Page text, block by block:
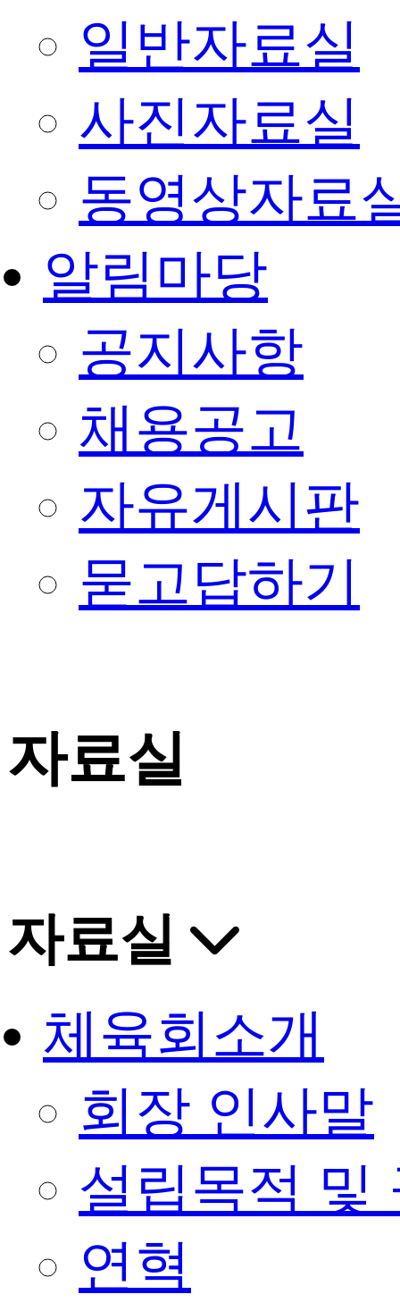
일반자료실
사진자료실
동영상자료
알림마당
공지사항
채용공고
자유게시판
묻고답하기
자료실
자료실
체육회소개
회장 인사말
설립목적 및
연혁